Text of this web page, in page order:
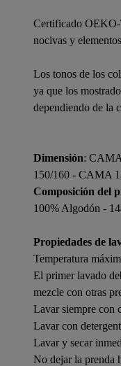
Certificado
nocivas y
Los tonos de los
ya que los
dependiendo de la
Dimensión:
150/160 - CAMA
Composición del
100% Algodón -
Propiedades de
Temperatura
El primer lavado
mezcle con otras
Lavar siempre con
Lavar con
Lavar y secar
No dejar la prenda